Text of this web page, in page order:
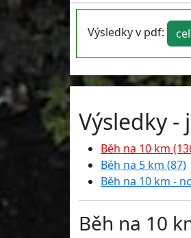
Výsledky v pdf:
Výsledky -
Běh na 10 km
Běh na 5 km (87)
Běh na 10 km -
Běh na 10